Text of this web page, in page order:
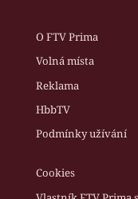
O FTV Prima
Volná místa
Reklama
HbbTV
Podmínky užívání
Cookies